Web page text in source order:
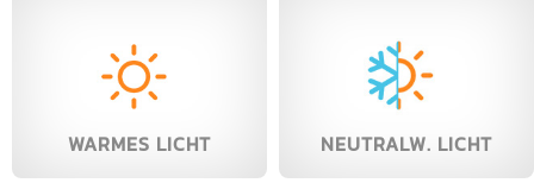
WARMES LICHT NEUTRALW. LICHT